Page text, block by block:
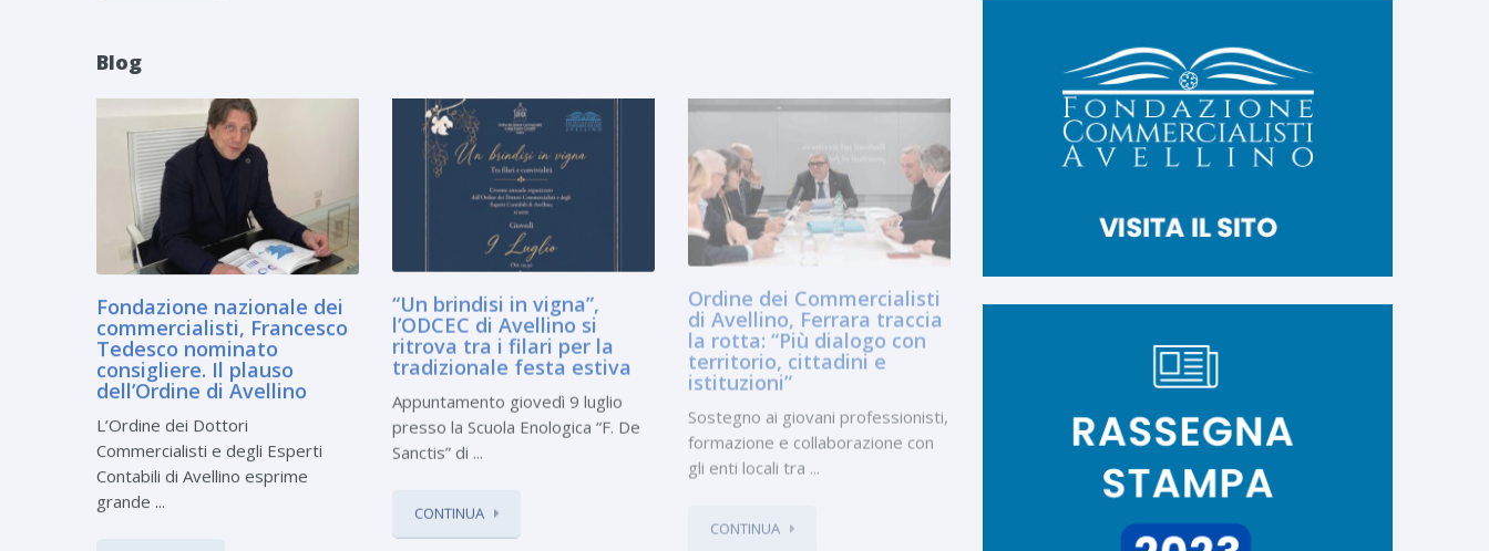
Blog
Fondazione nazionale dei
commercialisti, Francesco
Tedesco nominato
consigliere. Il plauso
dell’Ordine di Avellino
L’Ordine dei Dottori
Commercialisti e degli Esperti
Contabili di Avellino esprime
grande ...
“Un brindisi in vigna”,
l’ODCEC di Avellino si
ritrova tra i filari per la
tradizionale festa estiva
Appuntamento giovedì 9 luglio
presso la Scuola Enologica “F. De
Sanctis” di ...
CONTINUA
Ordine dei Commercialisti
di Avellino, Ferrara traccia
la rotta: “Più dialogo con
territorio, cittadini e
istituzioni”
Sostegno ai giovani professionisti,
formazione e collaborazione con
gli enti locali tra ...
CONTINUA